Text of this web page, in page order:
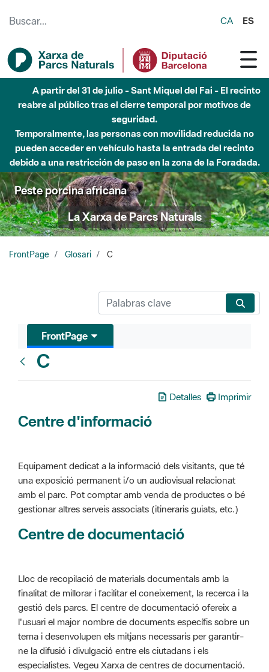
CA ES
A partir del 31 de julio - Sant Miquel del Fai - El recinto
reabre al público tras el cierre temporal por motivos de
seguridad.
Temporalmente, las personas con movilidad reducida no
pueden acceder en vehículo hasta la entrada del recinto
debido a una restricción de paso en la zona de la Foradada.
Peste porcina africana
La Xarxa de Parcs Naturals
FrontPage Glosari C
FrontPage
C
Detalles Imprimir
Centre d'informació
Equipament dedicat a la informació dels visitants, que té
una exposició permanent i/o un audiovisual relacionat
amb el parc. Pot comptar amb venda de productes o bé
gestionar altres serveis associats (itineraris guiats, etc.)
Centre de documentació
Lloc de recopilació de materials documentals amb la
finalitat de millorar i facilitar el coneixement, la recerca i la
gestió dels parcs. El centre de documentació ofereix a
l'usuari el major nombre de documents específis sobre un
tema i desenvolupen els mitjans necessaris per garantir-
ne la difusió i divulgació entre els ciutadans i els
especialistes. Vegeu Xarxa de centres de documentació.